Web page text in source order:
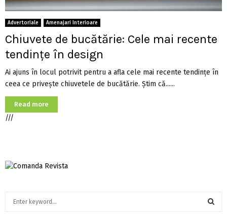
Advertoriale Amenajari Interioare
Chiuvete de bucătărie: Cele mai recente
tendințe în design
Ai ajuns în locul potrivit pentru a afla cele mai recente tendințe în
ceea ce privește chiuvetele de bucătărie. Știm că......
Read more
///